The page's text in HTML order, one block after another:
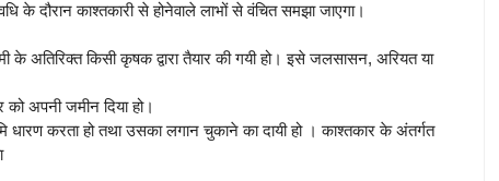
दौरान काश्तकारी से होनेवाले लाभों से वंचित समझा जाएगा।
अतिरिक्त किसी कृषक द्वारा तैयार की गयी हो। इसे जलसासन, अरियत या
अपनी जमीन दिया हो।
धारण करता हो तथा उसका लगान चुकाने का दायी हो । काश्तकार के अंतर्गत